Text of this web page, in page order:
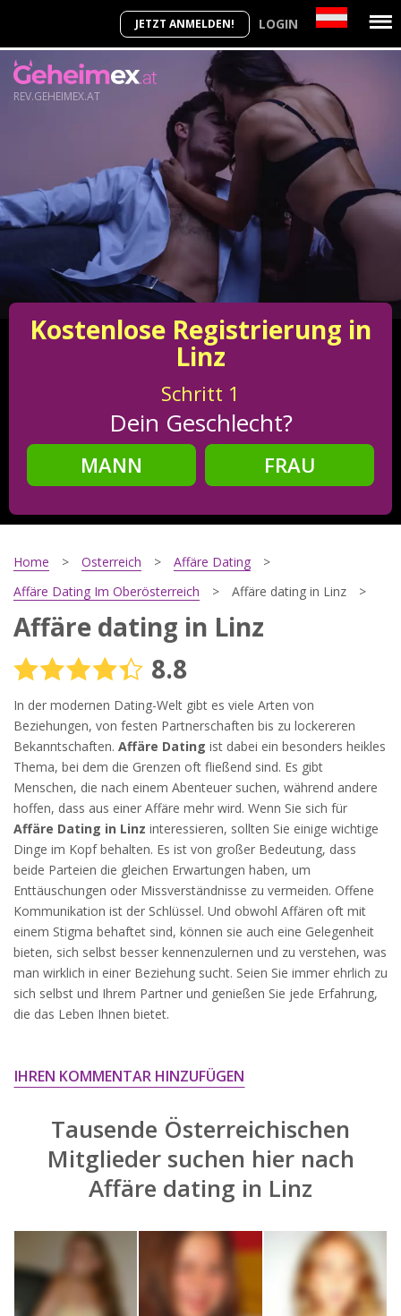
JETZT ANMELDEN! LOGIN
REV.GEHEIMEX.AT
Kostenlose Registrierung in
Linz
Schritt 1
Dein Geschlecht?
MANN
FRAU
Schritt2
Schritt3
Deine E-Mail?
Mit meiner Anmeldung erkläre ich mich mit den
Nutzungsbedingungenund derDatenschutzerklärung
einverstanden. Ich erhalte Informationen und Angebote des
Betreibers per E-Mail, der Zusendung kann ich jederzeit
widersprechen.
JETZT ANMELDEN!
Home Osterreich
Affäre Dating
Affäre Dating Im Oberösterreich
Affäre dating in Linz
Affäre dating in Linz
8.8
In der modernen Dating-Welt gibt es viele Arten von
Beziehungen, von festen Partnerschaften bis zu lockereren
Bekanntschaften. Affäre Dating ist dabei ein besonders heikles
Thema, bei dem die Grenzen oft fließend sind. Es gibt
Menschen, die nach einem Abenteuer suchen, während andere
hoffen, dass aus einer Affäre mehr wird. Wenn Sie sich für
Affäre Dating in Linz interessieren, sollten Sie einige wichtige
Dinge im Kopf behalten. Es ist von großer Bedeutung, dass
beide Parteien die gleichen Erwartungen haben, um
Enttäuschungen oder Missverständnisse zu vermeiden. Offene
Kommunikation ist der Schlüssel. Und obwohl Affären oft mit
einem Stigma behaftet sind, können sie auch eine Gelegenheit
bieten, sich selbst besser kennenzulernen und zu verstehen, was
man wirklich in einer Beziehung sucht. Seien Sie immer ehrlich zu
sich selbst und Ihrem Partner und genießen Sie jede Erfahrung,
die das Leben Ihnen bietet.
IHREN KOMMENTAR HINZUFÜGEN
Tausende Österreichischen
Mitglieder suchen hier nach
Affäre dating in Linz